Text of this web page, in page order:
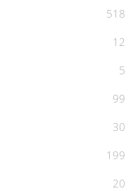
518
12
5
99
30
199
20